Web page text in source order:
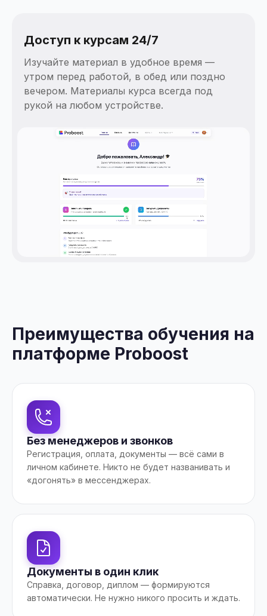
Доступ к курсам 24/7
Изучайте материал в удобное время —
утром перед работой, в обед или поздно
вечером. Материалы курса всегда под
рукой на любом устройстве.
Преимущества обучения на
платформе Proboost
Без менеджеров и звонков
Регистрация, оплата, документы — всё сами в
личном кабинете. Никто не будет названивать и
«догонять» в мессенджерах.
Документы в один клик
Справка, договор, диплом — формируются
автоматически. Не нужно никого просить и ждать.